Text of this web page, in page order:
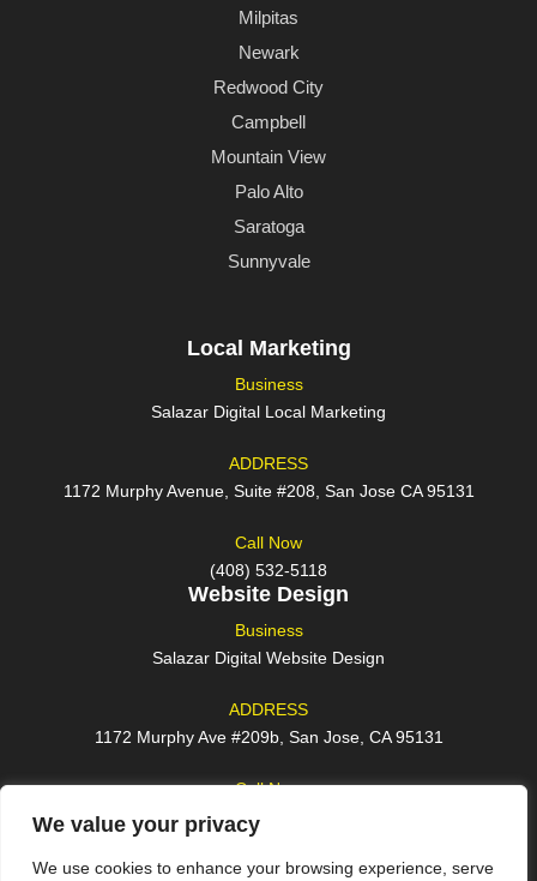
We value your privacy
We use cookies to enhance your browsing experience, serve
Milpitas
Newark
Redwood City
Campbell
Mountain View
Palo Alto
Saratoga
Sunnyvale
Local Marketing
Business
Salazar Digital Local Marketing
ADDRESS
1172 Murphy Avenue, Suite #208, San Jose CA 95131
Call Now
(408) 532-5118
Website Design
Business
Salazar Digital Website Design
ADDRESS
1172 Murphy Ave #209b, San Jose, CA 95131
Call Now
(408) 762-2209